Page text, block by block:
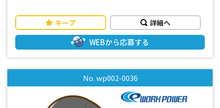
台の操作をお願いします） ②加工
後はキズが無いか目視確認 ☆基本的な作業はこれだけ！単純
な作業なので簡単に仕事を覚えられます！ ☆扱う部品は片手
でもてるサイズなので重量物はほとんどありません！ ◆◆派
遣先にて、正社員として直接雇用の実績あり！◆◆ 派遣ス
タッフからスタートし正社員を目指すこともできます ＼ 幅
広い年代のスタッフが活躍中♪ ／ ◎20代～60代の幅広い世
代が活躍中！！ ◎モノ作りが好きな方、モクモク取り組むこ
とが好きな方にオススメです ◎製造業で一緒に働きましょ
キープ 詳細へ
WEBから応募する
No. wp002-0036